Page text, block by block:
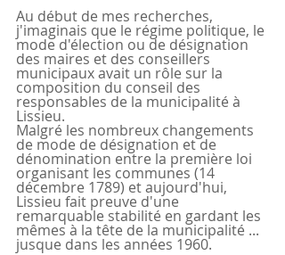
Au début de mes recherches,
j'imaginais que le régime politique, le
mode d'élection ou de désignation
des maires et des conseillers
municipaux avait un rôle sur la
composition du conseil des
responsables de la municipalité à
Lissieu.
Malgré les nombreux changements
de mode de désignation et de
dénomination entre la première loi
organisant les communes (14
décembre 1789) et aujourd'hui,
Lissieu fait preuve d'une
remarquable stabilité en gardant les
mêmes à la tête de la municipalité ...
jusque dans les années 1960.